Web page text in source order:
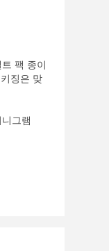
팩 종이
징은 맞
그램